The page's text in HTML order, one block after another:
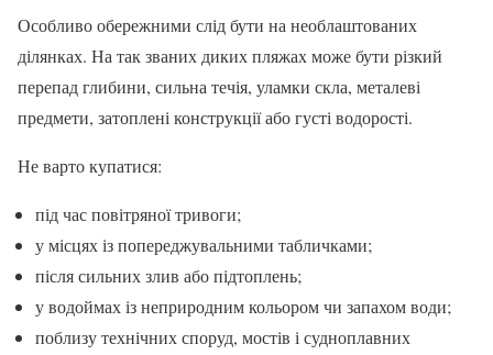
Особливо обережними слід бути на необлаштованих
ділянках. На так званих диких пляжах може бути різкий
перепад глибини, сильна течія, уламки скла, металеві
предмети, затоплені конструкції або густі водорості.
Не варто купатися:
під час повітряної тривоги;
у місцях із попереджувальними табличками;
після сильних злив або підтоплень;
у водоймах із неприродним кольором чи запахом води;
поблизу технічних споруд, мостів і судноплавних